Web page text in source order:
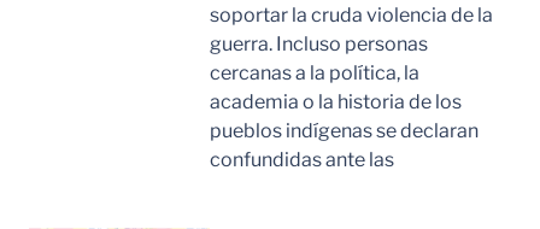
soportar la cruda violencia de la
guerra. Incluso personas
cercanas a la política, la
academia o la historia de los
pueblos indígenas se declaran
confundidas ante las